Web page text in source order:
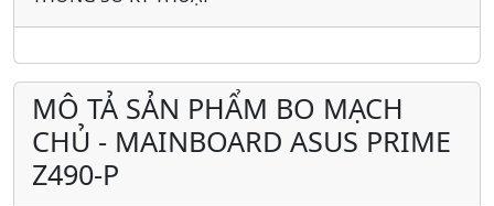
MÔ TẢ SẢN PHẨM BO MẠCH
CHỦ - MAINBOARD ASUS PRIME
Z490-P